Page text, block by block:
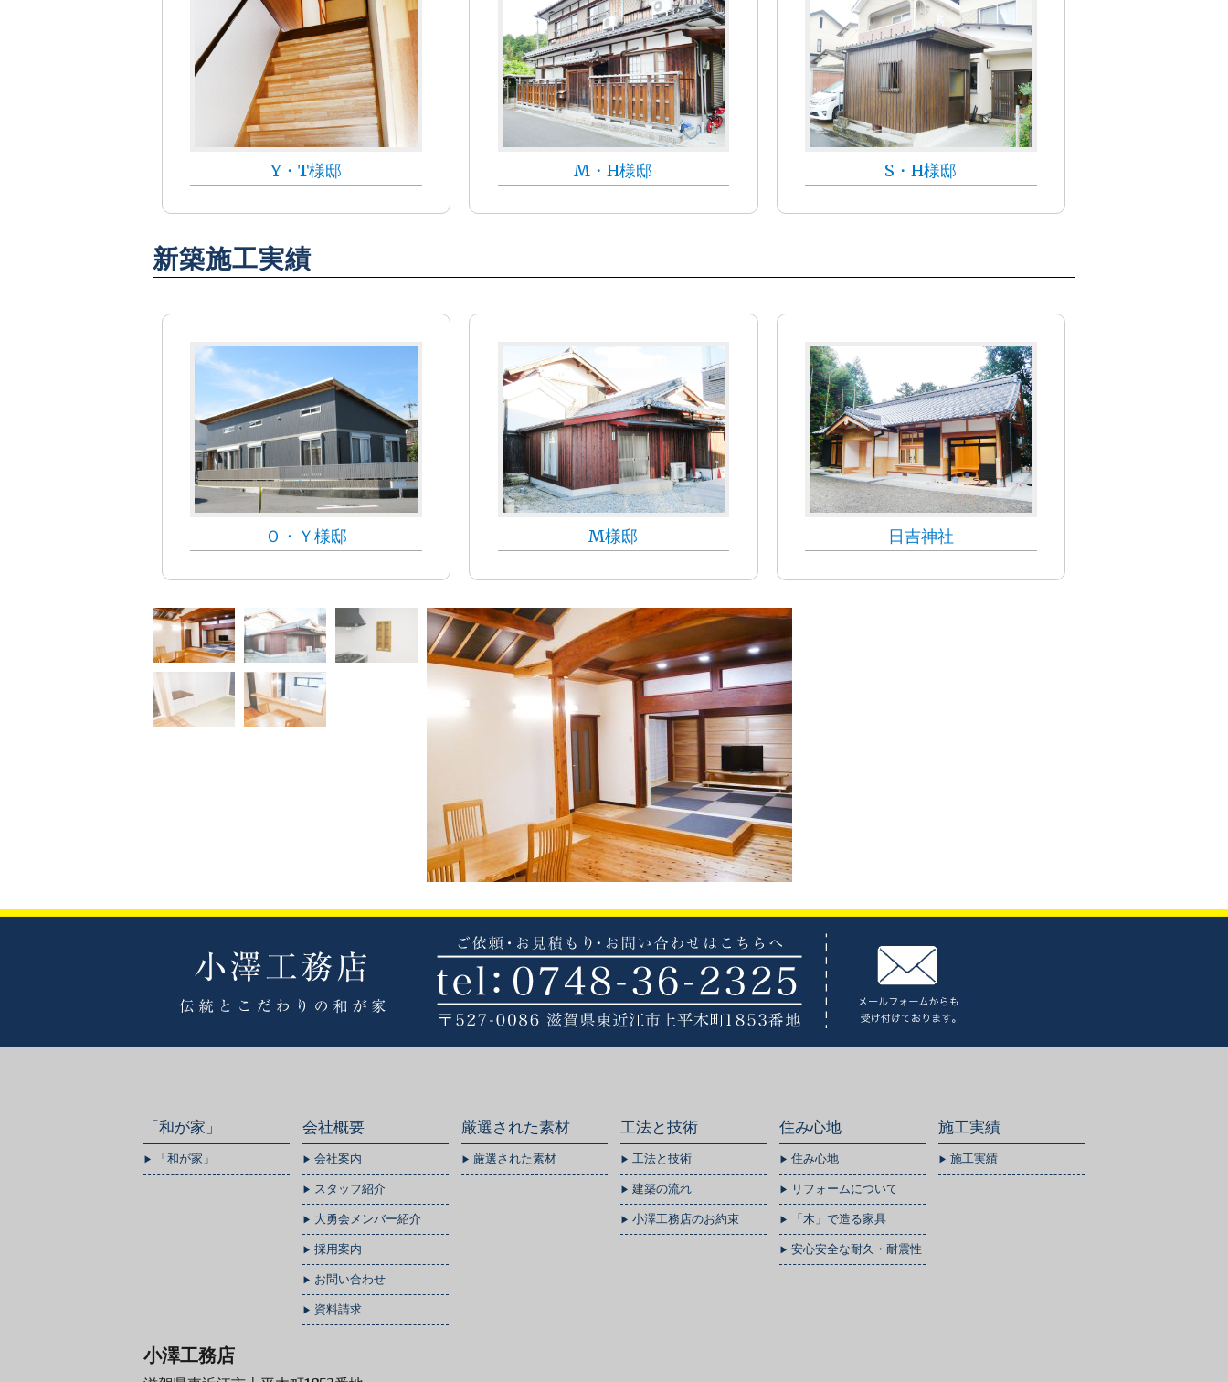
Y・T様邸 M・H様邸 S・H様邸
新築施工実績
Ｏ・Ｙ様邸 M様邸 日吉神社
「和が家」
「和が家」
会社概要
会社案内
スタッフ紹介
大勇会メンバー紹介
採用案内
お問い合わせ
資料請求
厳選された素材
厳選された素材
工法と技術
工法と技術
建築の流れ
小澤工務店のお約束
住み心地
住み心地
リフォームについて
「木」で造る家具
安心安全な耐久・耐震性
施工実績
施工実績
小澤工務店